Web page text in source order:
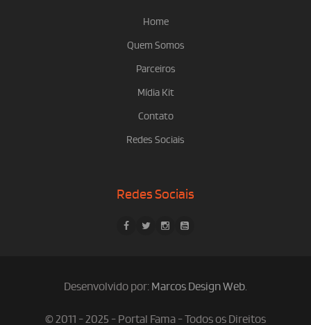
Home
Quem Somos
Parceiros
Mídia Kit
Contato
Redes Sociais
Redes Sociais
Desenvolvido por: Marcos Design Web.
© 2011 - 2025 - Portal Fama - Todos os Direitos